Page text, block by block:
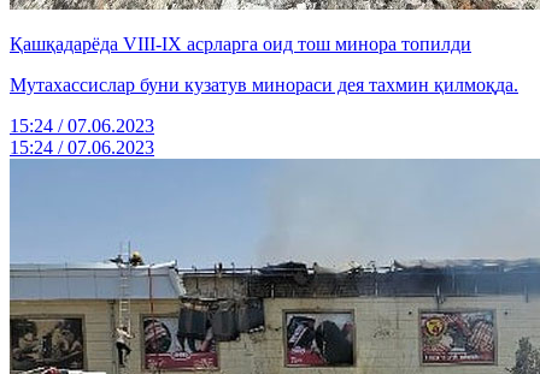
Қашқадарёда VIII-IX асрларга оид тош минора топилди
Мутахассислар буни кузатув минораси дея тахмин қилмоқда.
15:24 / 07.06.2023
15:24 / 07.06.2023